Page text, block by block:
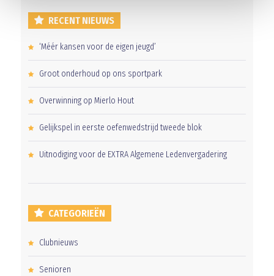
RECENT NIEUWS
‘Méér kansen voor de eigen jeugd’
Groot onderhoud op ons sportpark
Overwinning op Mierlo Hout
Gelijkspel in eerste oefenwedstrijd tweede blok
Uitnodiging voor de EXTRA Algemene Ledenvergadering
CATEGORIEËN
Clubnieuws
Senioren